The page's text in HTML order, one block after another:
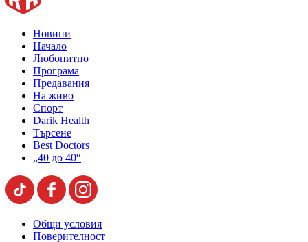
Новини
Начало
Любопитно
Програма
Предавания
На живо
Спорт
Darik Health
Търсене
Best Doctors
„40 до 40“
Общи условия
Поверителност